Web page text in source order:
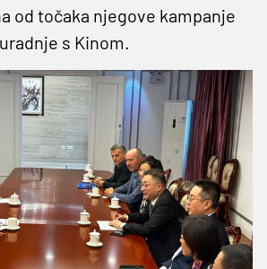
od točaka njegove kampanje
s Kinom.